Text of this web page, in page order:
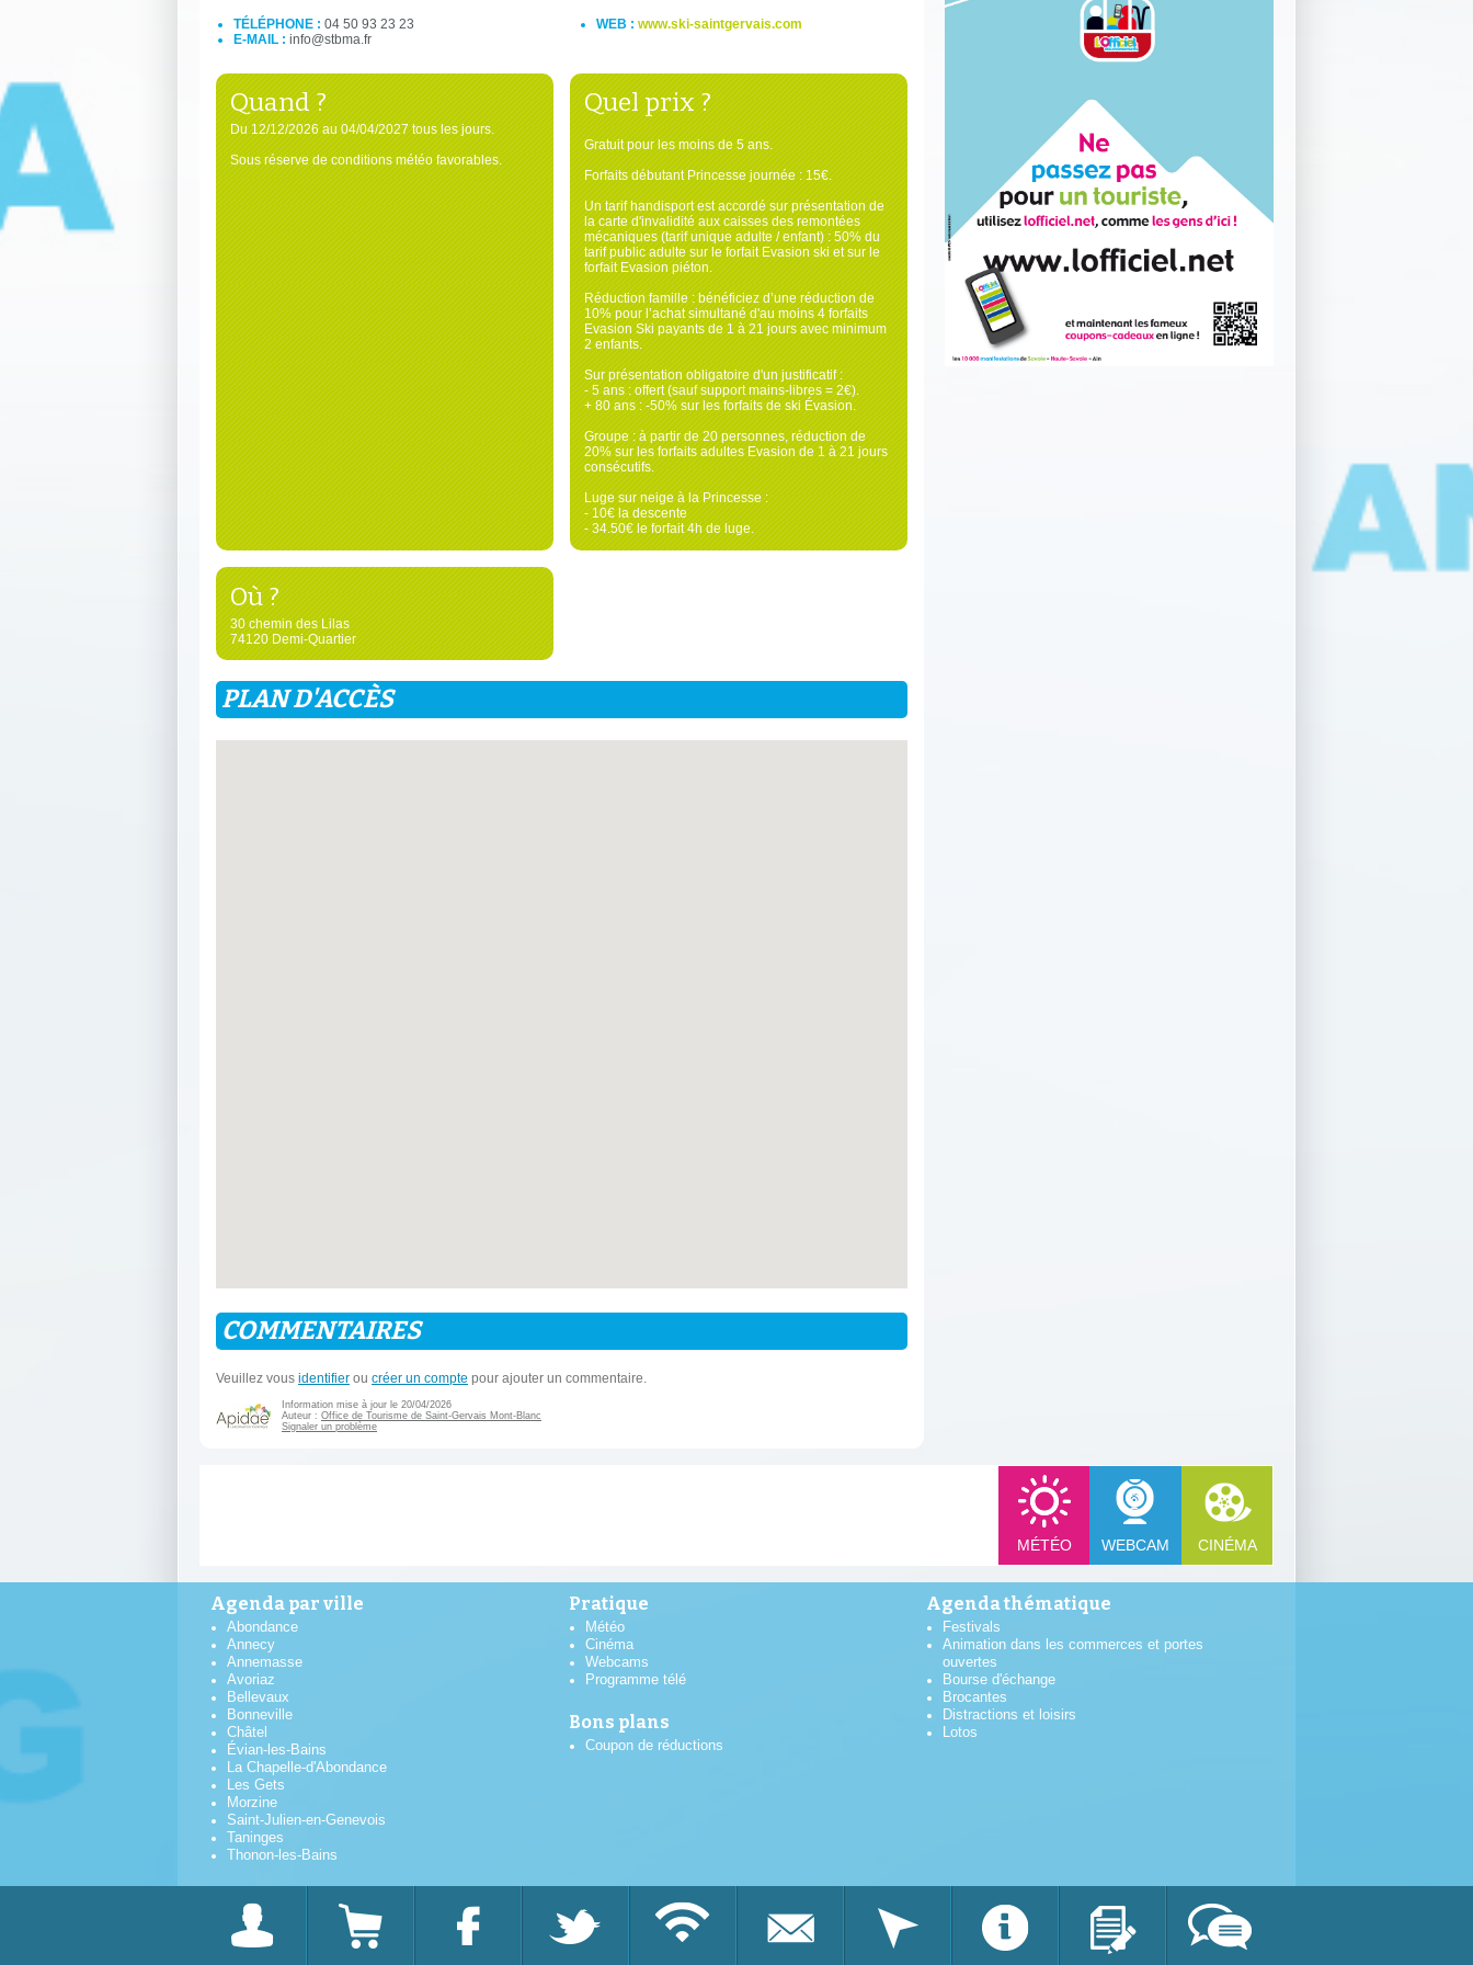
TÉLÉPHONE : 04 50 93 23 23
E-MAIL : info@stbma.fr
WEB : www.ski-saintgervais.com
Quand ?
Du 12/12/2026 au 04/04/2027 tous les jours.
Sous réserve de conditions météo favorables.
Quel prix ?
Gratuit pour les moins de 5 ans.
Forfaits débutant Princesse journée : 15€.
Un tarif handisport est accordé sur présentation de
la carte d'invalidité aux caisses des remontées
mécaniques (tarif unique adulte / enfant) : 50% du
tarif public adulte sur le forfait Evasion ski et sur le
forfait Evasion piéton.
Réduction famille : bénéficiez d’une réduction de
10% pour l’achat simultané d'au moins 4 forfaits
Evasion Ski payants de 1 à 21 jours avec minimum
2 enfants.
Sur présentation obligatoire d'un justificatif :
- 5 ans : offert (sauf support mains-libres = 2€).
+ 80 ans : -50% sur les forfaits de ski Évasion.
Groupe : à partir de 20 personnes, réduction de
20% sur les forfaits adultes Evasion de 1 à 21 jours
consécutifs.
Luge sur neige à la Princesse :
- 10€ la descente
- 34.50€ le forfait 4h de luge.
Où ?
30 chemin des Lilas
74120 Demi-Quartier
PLAN D'ACCÈS
COMMENTAIRES
Veuillez vous identifier ou créer un compte pour ajouter un commentaire.
Information mise à jour le 20/04/2026
Auteur : Office de Tourisme de Saint-Gervais Mont-Blanc
Signaler un problème
MÉTÉO WEBCAM CINÉMA
Agenda par ville
Abondance
Annecy
Annemasse
Avoriaz
Bellevaux
Bonneville
Châtel
Évian-les-Bains
La Chapelle-d'Abondance
Les Gets
Morzine
Saint-Julien-en-Genevois
Taninges
Thonon-les-Bains
Pratique
Météo
Cinéma
Webcams
Programme télé
Bons plans
Coupon de réductions
Agenda thématique
Festivals
Animation dans les commerces et portes
ouvertes
Bourse d'échange
Brocantes
Distractions et loisirs
Lotos